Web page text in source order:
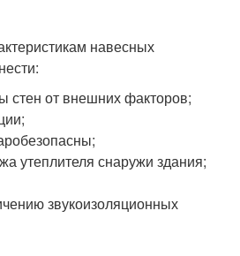
навесных
стен от внешних факторов;
утеплителя снаружи здания;
звукоизоляционных